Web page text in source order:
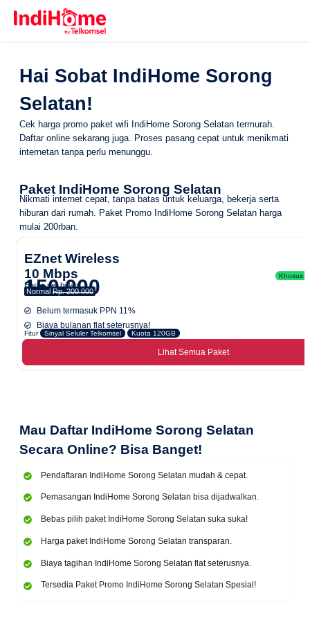
Hai Sobat IndiHome Sorong
Selatan!
Cek harga promo paket wifi IndiHome Sorong Selatan termurah.
Daftar online sekarang juga. Proses pasang cepat untuk menikmati
internetan tanpa perlu menunggu.
Paket IndiHome Sorong Selatan
Nikmati internet cepat, tanpa batas untuk keluarga, bekerja serta
hiburan dari rumah. Paket Promo IndiHome Sorong Selatan harga
mulai 200rban.
EZnet Wireless
10 Mbps
Harga per bulan
150.000
Normal Rp. 200.000
Khusus
Belum termasuk PPN 11%
Biaya bulanan flat seterusnya!
Fitur Sinyal Seluler Telkomsel Kuota 120GB
Lihat Semua Paket
Mau Daftar IndiHome Sorong Selatan
Secara Online? Bisa Banget!
Pendaftaran IndiHome Sorong Selatan mudah & cepat.
Pemasangan IndiHome Sorong Selatan bisa dijadwalkan.
Bebas pilih paket IndiHome Sorong Selatan suka suka!
Harga paket IndiHome Sorong Selatan transparan.
Biaya tagihan IndiHome Sorong Selatan flat seterusnya.
Tersedia Paket Promo IndiHome Sorong Selatan Spesial!